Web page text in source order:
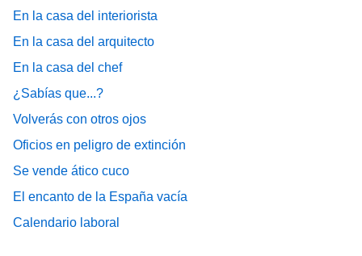
En la casa del interiorista
En la casa del arquitecto
En la casa del chef
¿Sabías que...?
Volverás con otros ojos
Oficios en peligro de extinción
Se vende ático cuco
El encanto de la España vacía
Calendario laboral